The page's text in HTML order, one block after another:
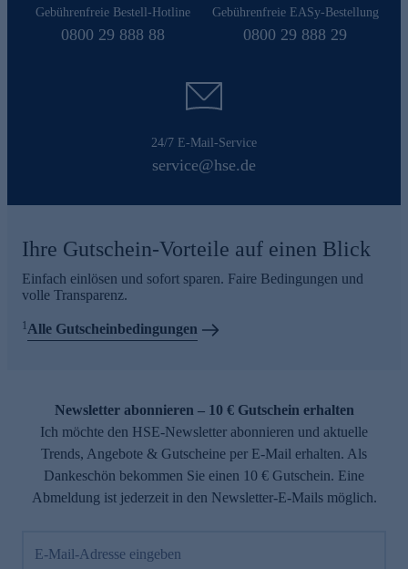
Gebührenfreie Bestell-Hotline
0800 29 888 88
Gebührenfreie EASy-Bestellung
0800 29 888 29
24/7 E-Mail-Service
service@hse.de
Ihre Gutschein-Vorteile auf einen Blick
Einfach einlösen und sofort sparen. Faire Bedingungen und
volle Transparenz.
1Alle Gutscheinbedingungen
Newsletter abonnieren – 10 € Gutschein erhalten
Ich möchte den HSE-Newsletter abonnieren und aktuelle
Trends, Angebote & Gutscheine per E-Mail erhalten. Als
Dankeschön bekommen Sie einen 10 € Gutschein. Eine
Abmeldung ist jederzeit in den Newsletter-E-Mails möglich.
E-Mail-Adresse eingeben